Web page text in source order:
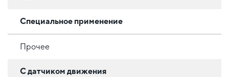
Специальное применение
Прочее
С датчиком движения